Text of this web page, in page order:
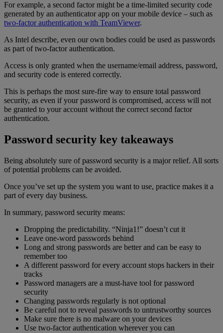
For example, a second factor might be a time-limited security code
generated by an authenticator app on your mobile device – such as
two-factor authentication with TeamViewer.
As Intel describe, even our own bodies could be used as passwords
as part of two-factor authentication.
Access is only granted when the username/email address, password,
and security code is entered correctly.
This is perhaps the most sure-fire way to ensure total password
security, as even if your password is compromised, access will not
be granted to your account without the correct second factor
authentication.
Password security key takeaways
Being absolutely sure of password security is a major relief. All sorts
of potential problems can be avoided.
Once you’ve set up the system you want to use, practice makes it a
part of every day business.
In summary, password security means:
Dropping the predictability. “Ninja1!” doesn’t cut it
Leave one-word passwords behind
Long and strong passwords are better and can be easy to
remember too
A different password for every account stops hackers in their
tracks
Password managers are a must-have tool for password
security
Changing passwords regularly is not optional
Be careful not to reveal passwords to untrustworthy sources
Make sure there is no malware on your devices
Use two-factor authentication wherever you can